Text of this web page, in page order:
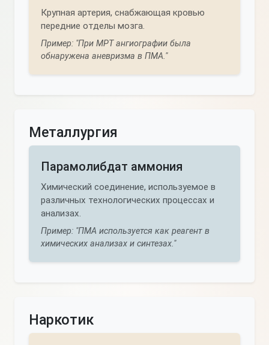
Крупная артерия, снабжающая кровью
передние отделы мозга.
Пример: "При МРТ ангиографии была
обнаружена аневризма в ПМА."
Металлургия
Парамолибдат аммония
Химический соединение, используемое в
различных технологических процессах и
анализах.
Пример: "ПМА используется как реагент в
химических анализах и синтезах."
Наркотик